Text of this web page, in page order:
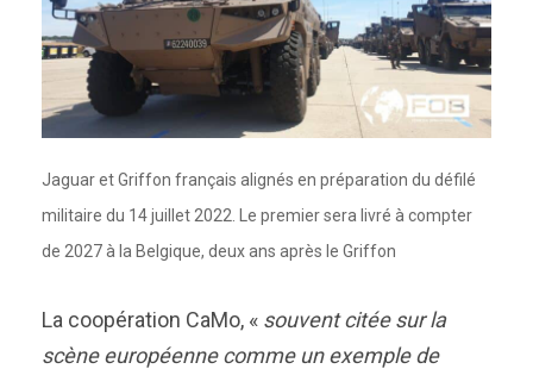
Jaguar et Griffon français alignés en préparation du défilé
militaire du 14 juillet 2022. Le premier sera livré à compter
de 2027 à la Belgique, deux ans après le Griffon
La coopération CaMo, « souvent citée sur la
scène européenne comme un exemple de